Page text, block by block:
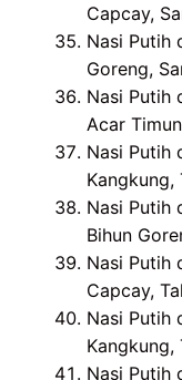
Capcay,
Nasi Putih
Goreng,
Nasi Putih
Acar
Nasi Putih
Kangkung,
Nasi Putih
Bihun
Nasi Putih
Capcay,
Nasi Putih
Kangkung,
Nasi Putih